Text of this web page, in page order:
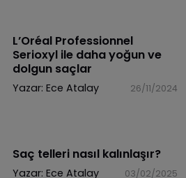
L’Oréal Professionnel
Serioxyl ile daha yoğun ve
dolgun saçlar
Yazar: Ece Atalay 26/11/2024
Saç telleri nasıl kalınlaşır?
Yazar: Ece Atalay 03/02/2025